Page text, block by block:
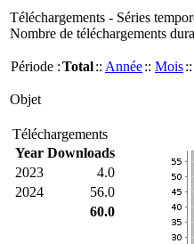
Téléchargements - Séries
Nombre de téléchargements
Période :Total:: Année:: Mois::
Objet
Téléchargements
Year Downloads
2023
4.0
2024
56.0
60.0